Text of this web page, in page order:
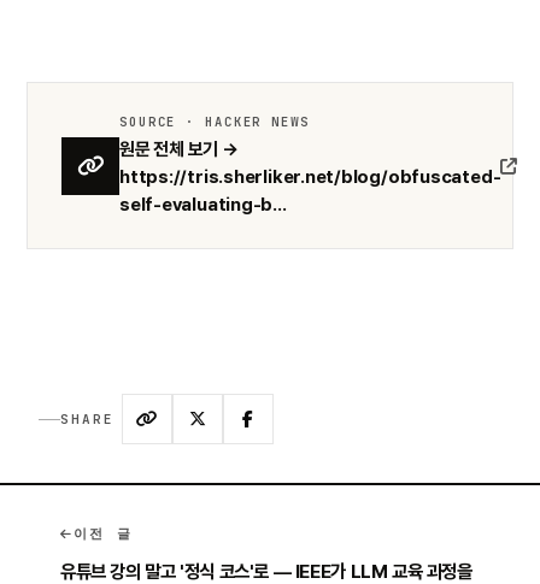
SOURCE · HACKER NEWS
원문 전체 보기 →
https://tris.sherliker.net/blog/obfuscated-
self-evaluating-b...
SHARE
이전 글
유튜브 강의 말고 '정식 코스'로 — IEEE가 LLM 교육 과정을